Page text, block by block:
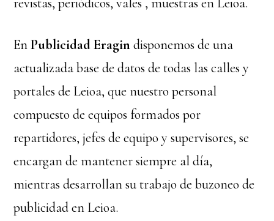
EnPublicidad Eragin disponemos de una
actualizada base de datos de todas las calles y
portales de Leioa, que nuestro personal
compuesto de equipos formados por
repartidores, jefes de equipo y supervisores, se
encargan de mantener siempre al día,
mientras desarrollan su trabajo de buzoneo de
publicidad en Leioa.